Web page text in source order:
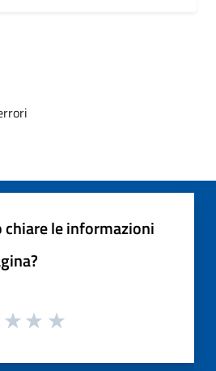
chiare le informazioni